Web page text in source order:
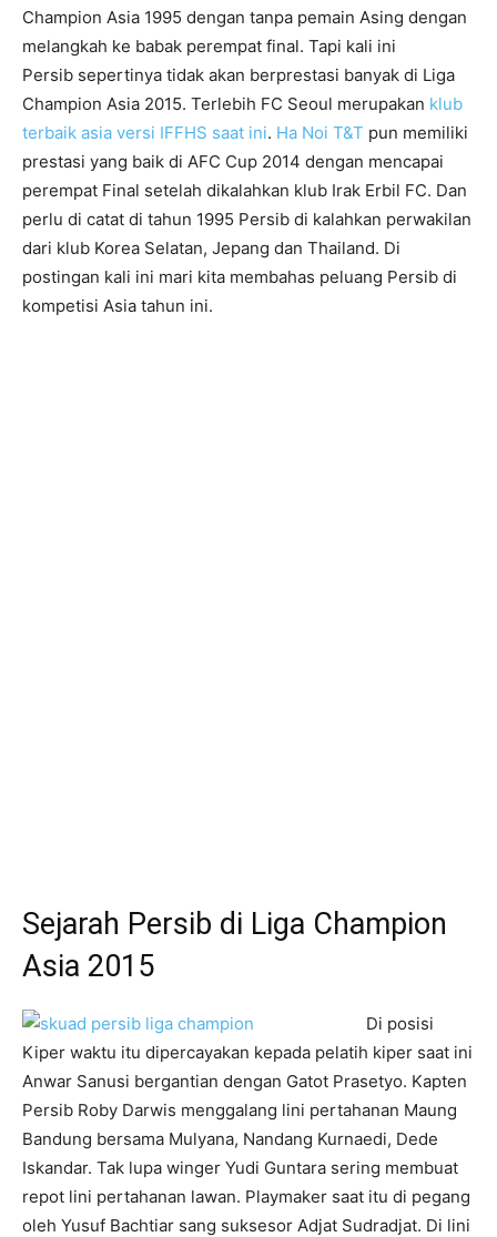
Champion Asia 1995 dengan tanpa pemain Asing dengan
melangkah ke babak perempat final. Tapi kali ini
Persib sepertinya tidak akan berprestasi banyak di Liga
Champion Asia 2015. Terlebih FC Seoul merupakan klub
terbaik asia versi IFFHS saat ini. Ha Noi T&T pun memiliki
prestasi yang baik di AFC Cup 2014 dengan mencapai
perempat Final setelah dikalahkan klub Irak Erbil FC. Dan
perlu di catat di tahun 1995 Persib di kalahkan perwakilan
dari klub Korea Selatan, Jepang dan Thailand. Di
postingan kali ini mari kita membahas peluang Persib di
kompetisi Asia tahun ini.
Sejarah Persib di Liga Champion
Asia 2015
Di posisi
Kiper waktu itu dipercayakan kepada pelatih kiper saat ini
Anwar Sanusi bergantian dengan Gatot Prasetyo. Kapten
Persib Roby Darwis menggalang lini pertahanan Maung
Bandung bersama Mulyana, Nandang Kurnaedi, Dede
Iskandar. Tak lupa winger Yudi Guntara sering membuat
repot lini pertahanan lawan. Playmaker saat itu di pegang
oleh Yusuf Bachtiar sang suksesor Adjat Sudradjat. Di lini